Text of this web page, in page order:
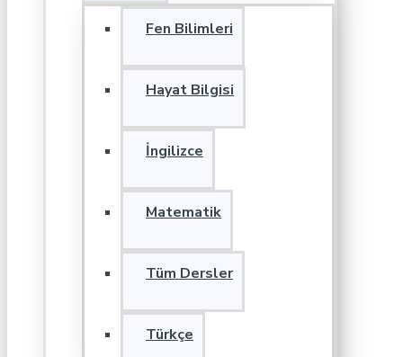
Fen Bilimleri
Hayat Bilgisi
İngilizce
Matematik
Tüm Dersler
Türkçe